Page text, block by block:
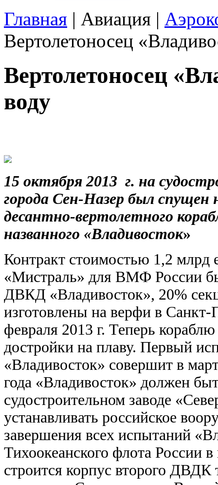
Главная | Авиация |
Вертолетоносец
Вертолетоносец
воду
15 октября 2013 г. на
города Сен-Назер был спущен
десантно-вертолетного
названного «Владивосток»
Контракт стоимостью 1,2
«Мистраль» для ВМФ России
ДВКД «Владивосток», 20%
изготовлены на верфи в Санкт-
февраля 2013 г. Теперь
достройки на плаву. Первый
«Владивосток» совершит в
года «Владивосток» должен
судостроительном заводе
устанавливать российское
завершения всех испытаний
Тихоокеанского флота России
строится корпус второго